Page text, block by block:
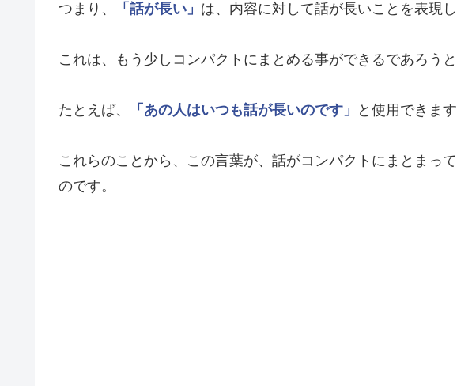
つまり、 「話が長い」 は、内容に対して話が長いことを表現し
これは、もう少しコンパクトにまとめる事ができるであろう
たとえば、 「あの人はいつも話が長いのです」 と使用できます
これらのことから、この言葉が、話がコンパクトにまとまっ
のです。